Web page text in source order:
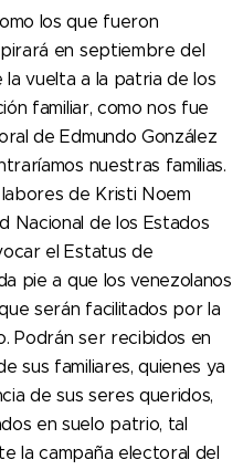
los que fueron
en septiembre del
vuelta a la patria de los
familiar, como nos fue
de Edmundo González
nuestras familias.
de Kristi Noem
Nacional de los Estados
el Estatus de
pie a que los venezolanos
serán facilitados por la
Podrán ser recibidos en
sus familiares, quienes ya
de sus seres queridos,
en suelo patrio, tal
la campaña electoral del